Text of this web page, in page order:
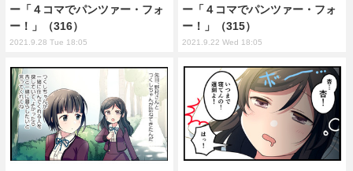
ー「４コマでパンツァー・フォ
ー！」（316）
2021.9.28 Tue 18:05
ー「４コマでパンツァー・フォ
ー！」（315）
2021.9.22 Wed 18:05